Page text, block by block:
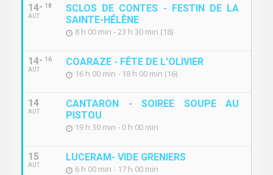
14
AUT
18
SCLOS DE CONTES - FESTIN DE LA
SAINTE-HÉLÈNE
8 h 00 min - 23 h 30 min (18)
14
AUT
16 COARAZE - FÊTE DE L'OLIVIER
16 h 00 min - 18 h 00 min (16)
14
AUT
CANTARON - SOIREE SOUPE AU
PISTOU
19 h 30 min - 0 h 00 min
15
AUT
LUCERAM- VIDE GRENIERS
6 h 00 min - 17 h 00 min